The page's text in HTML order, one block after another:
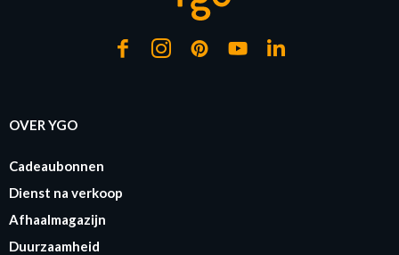
OVER YGO
Cadeaubonnen
Dienst na verkoop
Afhaalmagazijn
Duurzaamheid